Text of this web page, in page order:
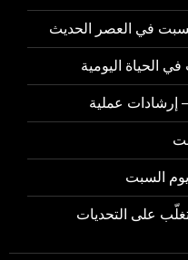
على التحديات